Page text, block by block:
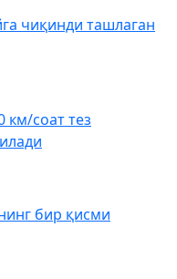
чиқинди ташлаган
км/соат тез
бир қисми